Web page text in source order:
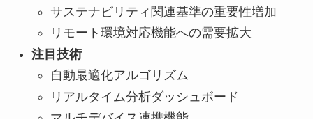
サステナビリティ関連基準の重要性増加
リモート環境対応機能への需要拡大
注目技術
自動最適化アルゴリズム
リアルタイム分析ダッシュボード